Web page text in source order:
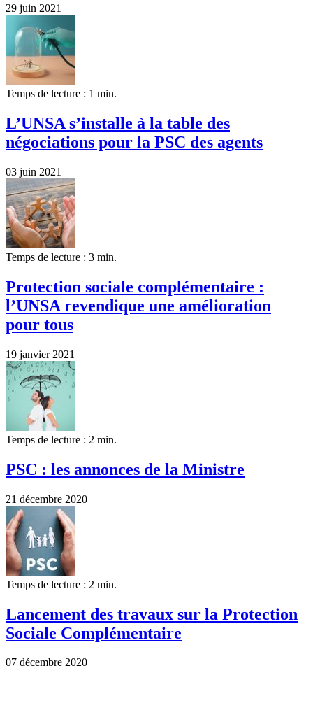
29 juin 2021
Temps de lecture : 1 min.
L’UNSA s’installe à la table des
négociations pour la PSC des agents
03 juin 2021
Temps de lecture : 3 min.
Protection sociale complémentaire :
l’UNSA revendique une amélioration
pour tous
19 janvier 2021
Temps de lecture : 2 min.
PSC : les annonces de la Ministre
21 décembre 2020
Temps de lecture : 2 min.
Lancement des travaux sur la Protection
Sociale Complémentaire
07 décembre 2020